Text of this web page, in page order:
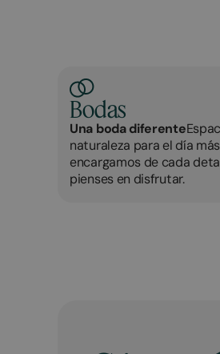
Bodas
Una boda diferente
naturaleza para el día
encargamos de cada
pienses en disfrutar.